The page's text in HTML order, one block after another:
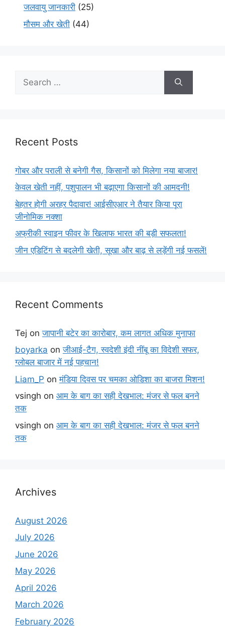
जलवायु जानकारी (25)
मौसम और खेती (44)
Recent Posts
गोबर और पराली से बनेगी गैस, किसानों को मिलेगा नया बाजार!
केवल खेती नहीं, पशुपालन भी बढ़ाएगा किसानों की आमदनी!
बेहतर होगी अरहर पैदावार! आईसीएआर ने तैयार किया पूरा
जीनोमिक नक्शा
अफ्रीकी स्वाइन फीवर के खिलाफ भारत की बड़ी सफलता!
जीन एडिटिंग से बदलेगी खेती, सूखा और बाढ़ से लड़ेंगी नई फसलें!
Recent Comments
Tej onजापानी बटेर का कारोबार, कम लागत अधिक मुनाफा
boyarka onजीआई-टैग, स्वदेशी इंदी नींबू का विदेशी सफर,
ग्लोबल बाजार में नई पहचान!
Liam_P onमंडिया दिवस पर चमका ओडिशा का बाजरा मिशन!
vsingh on आम के बाग का सही देखभाल: मंजर से फल बनने
तक
vsingh on आम के बाग का सही देखभाल: मंजर से फल बनने
तक
Archives
August 2026
July 2026
June 2026
May 2026
April 2026
March 2026
February 2026